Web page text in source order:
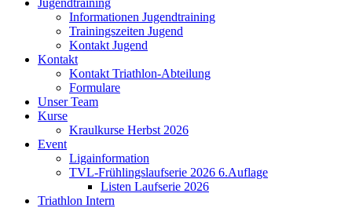
Jugendtraining
Informationen Jugendtraining
Trainingszeiten Jugend
Kontakt Jugend
Kontakt
Kontakt Triathlon-Abteilung
Formulare
Unser Team
Kurse
Kraulkurse Herbst 2026
Event
Ligainformation
TVL-Frühlingslaufserie 2026 6.Auflage
Listen Laufserie 2026
Triathlon Intern